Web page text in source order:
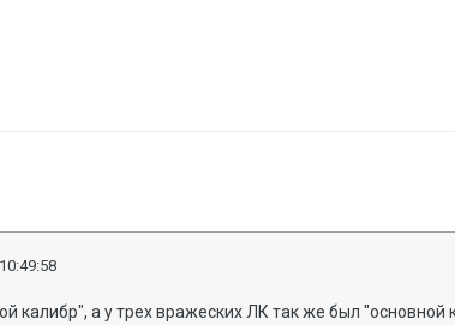
калибр", а у трех вражеских ЛК так же был "основной